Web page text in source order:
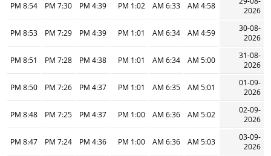
2026
4:58 AM
6:33 AM
1:02 PM
4:39 PM
7:30 PM
8:54 PM
30-08-
2026
4:59 AM
6:34 AM
1:01 PM
4:39 PM
7:29 PM
8:53 PM
31-08-
2026
5:00 AM
6:34 AM
1:01 PM
4:38 PM
7:28 PM
8:51 PM
01-09-
2026
5:01 AM
6:35 AM
1:01 PM
4:37 PM
7:26 PM
8:50 PM
02-09-
2026
5:02 AM
6:36 AM
1:00 PM
4:37 PM
7:25 PM
8:48 PM
03-09-
2026
5:03 AM
6:36 AM
1:00 PM
4:36 PM
7:24 PM
8:47 PM